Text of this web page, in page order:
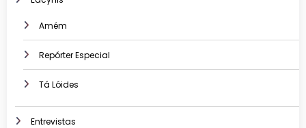
Amém
Repórter Especial
Tá Lóides
Entrevistas